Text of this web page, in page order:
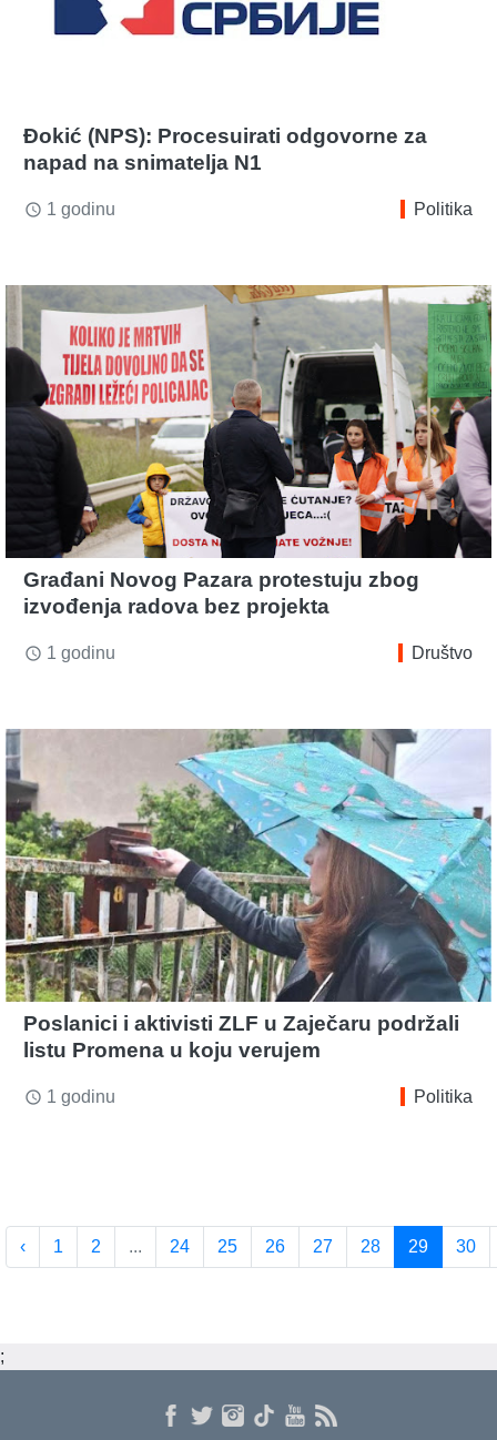
Đokić (NPS): Procesuirati odgovorne za
napad na snimatelja N1
access_time 1 godinu Politika
Građani Novog Pazara protestuju zbog
izvođenja radova bez projekta
access_time 1 godinu Društvo
Poslanici i aktivisti ZLF u Zaječaru podržali
listu Promena u koju verujem
access_time 1 godinu Politika
‹ 1 2 ... 24 25 26 27 28 29 30
;